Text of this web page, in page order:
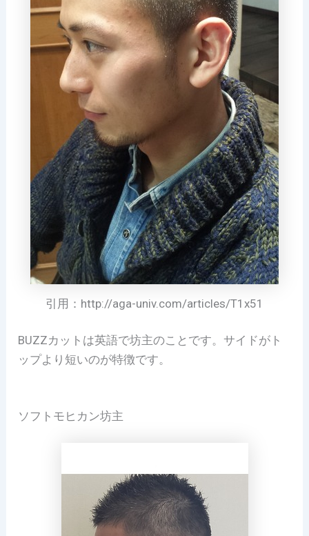
引用：http://aga-univ.com/articles/T1x51
BUZZカットは英語で坊主のことです。サイドがト
ップより短いのが特徴です。
ソフトモヒカン坊主